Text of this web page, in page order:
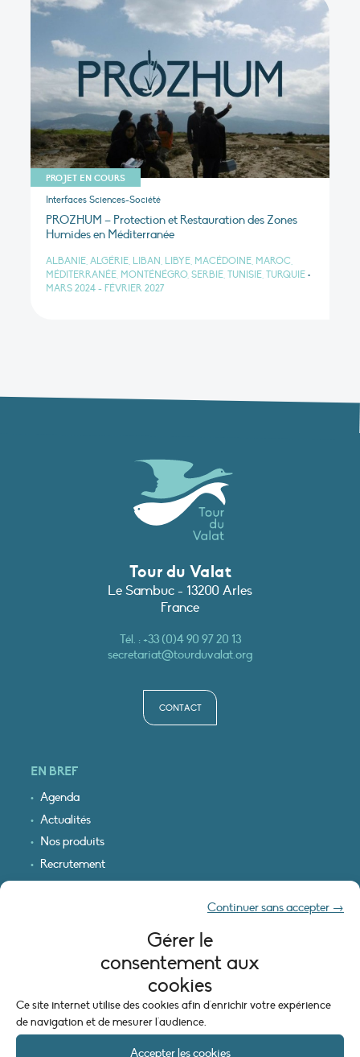
Gérer le
consentement aux
cookies
Ce site internet utilise des cookies afin d'enrichir votre expérience
de navigation et de mesurer l'audience.
Accepter les cookies
Continuer sans accepter →
PROJET EN COURS
Interfaces Sciences-Société
PROZHUM – Protection et Restauration des Zones
Humides en Méditerranée
ALBANIE, ALGÉRIE, LIBAN, LIBYE, MACÉDOINE, MAROC,
MÉDITERRANÉE, MONTÉNÉGRO, SERBIE, TUNISIE, TURQUIE •
MARS 2024 - FÉVRIER 2027
Tour du Valat
Le Sambuc - 13200 Arles
France
Tél. :+33 (0)4 90 97 20 13
secretariat@tourduvalat.org
CONTACT
EN BREF
Agenda
Actualités
Nos produits
Recrutement
INFORMATIONS LÉGALES
Mentions légales
Politique de cookies (UE)